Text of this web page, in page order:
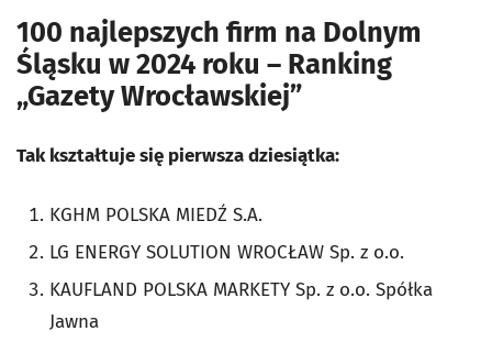
100 najlepszych firm na Dolnym
Śląsku w 2024 roku – Ranking
„Gazety Wrocławskiej”
Tak kształtuje się pierwsza dziesiątka:
KGHM POLSKA MIEDŹ S.A.
LG ENERGY SOLUTION WROCŁAW Sp. z o.o.
KAUFLAND POLSKA MARKETY Sp. z o.o. Spółka
Jawna